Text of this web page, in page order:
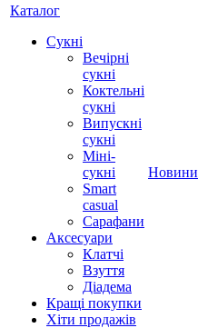
Каталог
Сукні
Вечірні
сукні
Коктельні
сукні
Випускні
сукні
Міні-
сукні
Smart
casual
Сарафани
Аксесуари
Клатчі
Взуття
Діадема
Кращі покупки
Хіти продажів
Новини